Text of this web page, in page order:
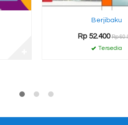
Berjibaku
Rp 52.400 Rp
Tersedia